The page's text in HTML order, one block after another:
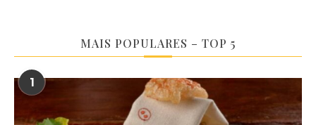
MAIS POPULARES – TOP 5
1